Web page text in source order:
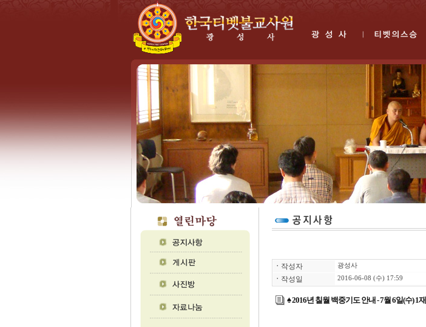
ㆍ 작성자 광성사
ㆍ 작성일 2016-06-08 (수) 17:59
♠ 2016년 칠월 백중기도 안내 - 7월 6일(수) 1재